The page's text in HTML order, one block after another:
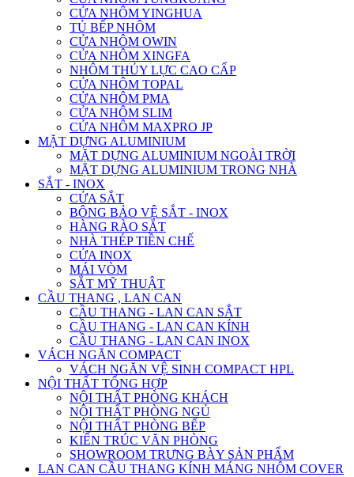
CỬA NHÔM YINGHUA
TỦ BẾP NHÔM
CỬA NHÔM OWIN
CỬA NHÔM XINGFA
NHÔM THỦY LỰC CAO CẤP
CỬA NHÔM TOPAL
CỬA NHÔM PMA
CỬA NHÔM SLIM
CỬA NHÔM MAXPRO JP
MẶT DỰNG ALUMINIUM
MẶT DỰNG ALUMINIUM NGOÀI TRỜI
MẶT DỰNG ALUMINIUM TRONG NHÀ
SẮT - INOX
CỬA SẮT
BÔNG BẢO VỆ SẮT - INOX
HÀNG RÀO SẮT
NHÀ THÉP TIỀN CHẾ
CỬA INOX
MÁI VÒM
SẮT MỸ THUẬT
CẦU THANG , LAN CAN
CẦU THANG - LAN CAN SẮT
CẦU THANG - LAN CAN KÍNH
CẦU THANG - LAN CAN INOX
VÁCH NGĂN COMPACT
VÁCH NGĂN VỆ SINH COMPACT HPL
NỘI THẤT TỔNG HỢP
NỘI THẤT PHÒNG KHÁCH
NỘI THẤT PHÒNG NGỦ
NỘI THẤT PHÒNG BẾP
KIẾN TRÚC VĂN PHÒNG
SHOWROOM TRƯNG BÀY SẢN PHẨM
LAN CAN CẦU THANG KÍNH MÁNG NHÔM COVER